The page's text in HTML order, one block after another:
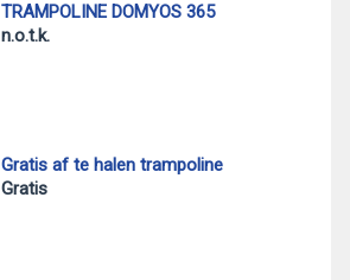
TRAMPOLINE DOMYOS 365
n.o.t.k.
Gratis af te halen trampoline
Gratis